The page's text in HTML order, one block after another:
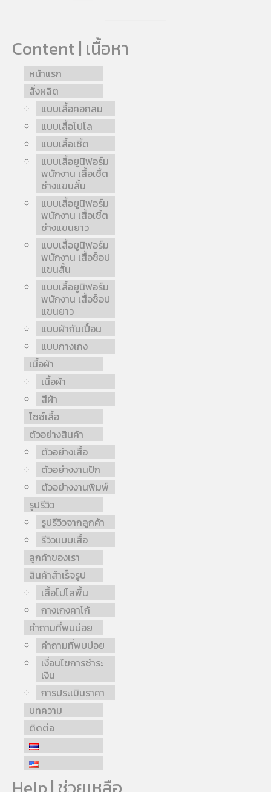
Content | เนื้อหา
หน้าแรก
สั่งผลิต
แบบเสื้อคอกลม
แบบเสื้อโปโล
แบบเสื้อเชิ้ต
แบบเสื้อยูนิฟอร์ม
พนักงาน เสื้อเชิ้ต
ช่างแขนสั้น
แบบเสื้อยูนิฟอร์ม
พนักงาน เสื้อเชิ้ต
ช่างแขนยาว
แบบเสื้อยูนิฟอร์ม
พนักงาน เสื้อช็อป
แขนสั้น
แบบเสื้อยูนิฟอร์ม
พนักงาน เสื้อช็อป
แขนยาว
แบบผ้ากันเปื้อน
แบบกางเกง
เนื้อผ้า
เนื้อผ้า
สีผ้า
ไซซ์เสื้อ
ตัวอย่างสินค้า
ตัวอย่างเสื้อ
ตัวอย่างงานปัก
ตัวอย่างงานพิมพ์
รูปรีวิว
รูปรีวิวจากลูกค้า
รีวิวแบบเสื้อ
ลูกค้าของเรา
สินค้าสำเร็จรูป
เสื้อโปโลพื้น
กางเกงคาโก้
คำถามที่พบบ่อย
คำถามที่พบบ่อย
เงื่อนไขการชำระ
เงิน
การประเมินราคา
บทความ
ติดต่อ